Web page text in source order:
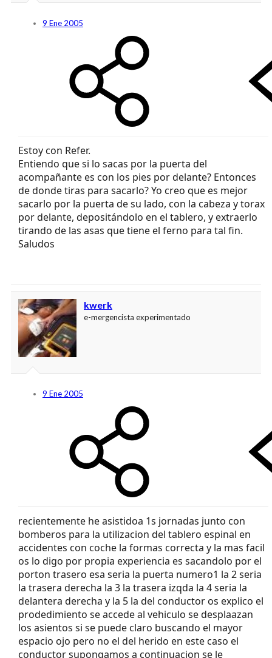
9 Ene 2005
Estoy con Refer.
Entiendo que si lo sacas por la puerta del
acompañante es con los pies por delante? Entonces
de donde tiras para sacarlo? Yo creo que es mejor
sacarlo por la puerta de su lado, con la cabeza y torax
por delante, depositándolo en el tablero, y extraerlo
tirando de las asas que tiene el ferno para tal fin.
Saludos
kwerk
e-mergencista experimentado
9 Ene 2005
recientemente he asistidoa 1s jornadas junto con
bomberos para la utilizacion del tablero espinal en
accidentes con coche la formas correcta y la mas facil
os lo digo por propia experiencia es sacandolo por el
porton trasero esa seria la puerta numero1 la 2 seria
la trasera derecha la 3 la trasera izqda la 4 seria la
delantera derecha y la 5 la del conductor os explico el
prodedimiento se accede al vehiculo se desplaazan
los asientos si se puede claro buscando el mayor
espacio ojo pero no el del herido en este caso el
conductor supongamos a continuacion se le